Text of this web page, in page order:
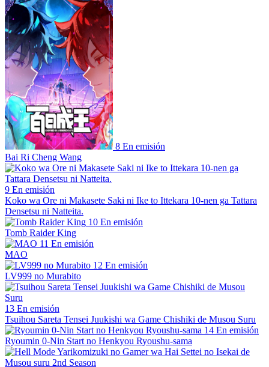
8 En emisión
Bai Ri Cheng Wang
9 En emisión
Koko wa Ore ni Makasete Saki ni Ike to Ittekara 10-nen ga Tattara
Densetsu ni Natteita.
10 En emisión
Tomb Raider King
11 En emisión
MAO
12 En emisión
LV999 no Murabito
13 En emisión
Tsuihou Sareta Tensei Juukishi wa Game Chishiki de Musou Suru
14 En emisión
Ryoumin 0-Nin Start no Henkyou Ryoushu-sama